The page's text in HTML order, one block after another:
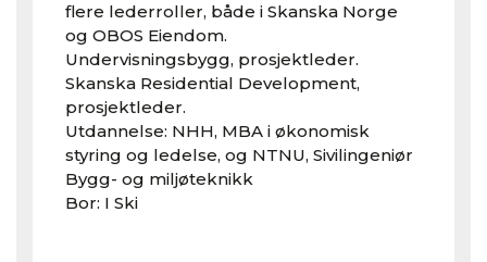
flere lederroller, både i Skanska Norge
og OBOS Eiendom.
Undervisningsbygg, prosjektleder.
Skanska Residential Development,
prosjektleder.
Utdannelse: NHH, MBA i økonomisk
styring og ledelse, og NTNU, Sivilingeniør
Bygg- og miljøteknikk
Bor: I Ski